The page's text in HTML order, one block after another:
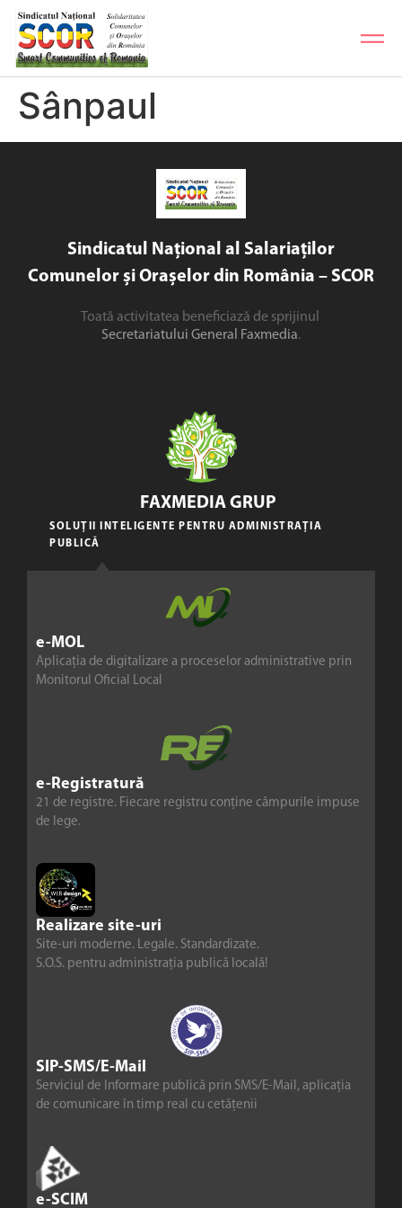
Sânpaul
Sindicatul Național al Salariaților
Comunelor și Orașelor din România – SCOR
Toată activitatea beneficiază de sprijinul
Secretariatului General Faxmedia.
e-MOL
Aplicația de digitalizare a proceselor administrative prin
Monitorul Oficial Local
e-Registratură
21 de registre. Fiecare registru conține câmpurile impuse
de lege.
Realizare site-uri
Site-uri moderne. Legale. Standardizate.
S.O.S. pentru administrația publică locală!
SIP-SMS/E-Mail
Serviciul de Informare publică prin SMS/E-Mail, aplicația
de comunicare în timp real cu cetățenii
e-SCIM
FAXMEDIA GRUP
SOLUȚII INTELIGENTE PENTRU ADMINISTRAȚIA
PUBLICĂ